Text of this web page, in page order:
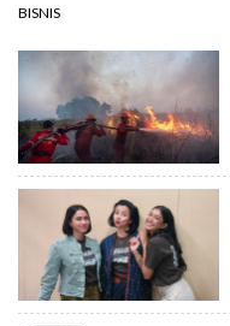
BISNIS